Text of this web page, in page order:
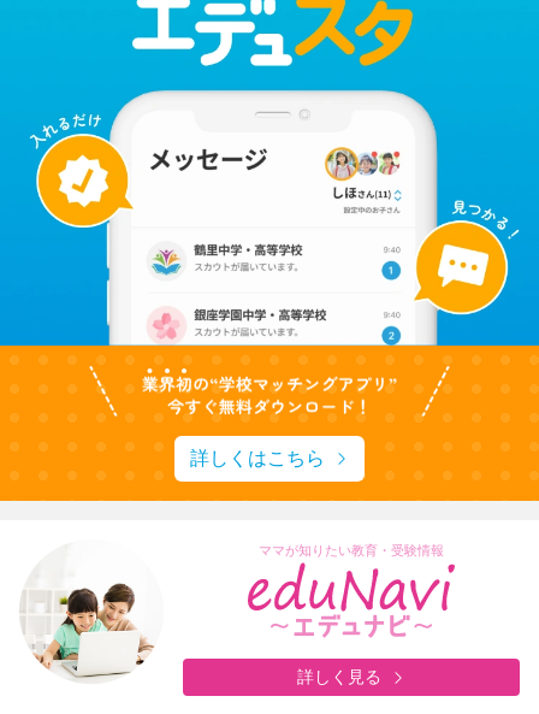
詳しくはこちら
ママが知りたい教育・受験情報
詳しく見る